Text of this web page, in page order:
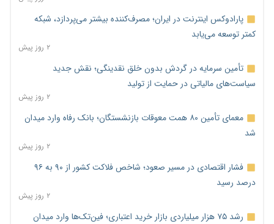
پارادوکس اینترنت در ایران؛ مصرف‌کننده بیشتر می‌پردازد، شبکه
کمتر توسعه می‌یابد
۲ روز پیش
تأمین سرمایه در گردش بدون خلق نقدینگی؛ نقش جدید
سیاست‌های مالیاتی در حمایت از تولید
۲ روز پیش
معمای تأمین ۸۰ همت معوقات بازنشستگان؛ بانک رفاه وارد میدان
شد
۲ روز پیش
فشار اقتصادی در مسیر صعود؛ شاخص فلاکت کشور از ۹۰ به ۹۶
درصد رسید
۲ روز پیش
رشد ۷۵ هزار میلیاردی بازار خرید اعتباری؛ فین‌تک‌ها وارد میدان